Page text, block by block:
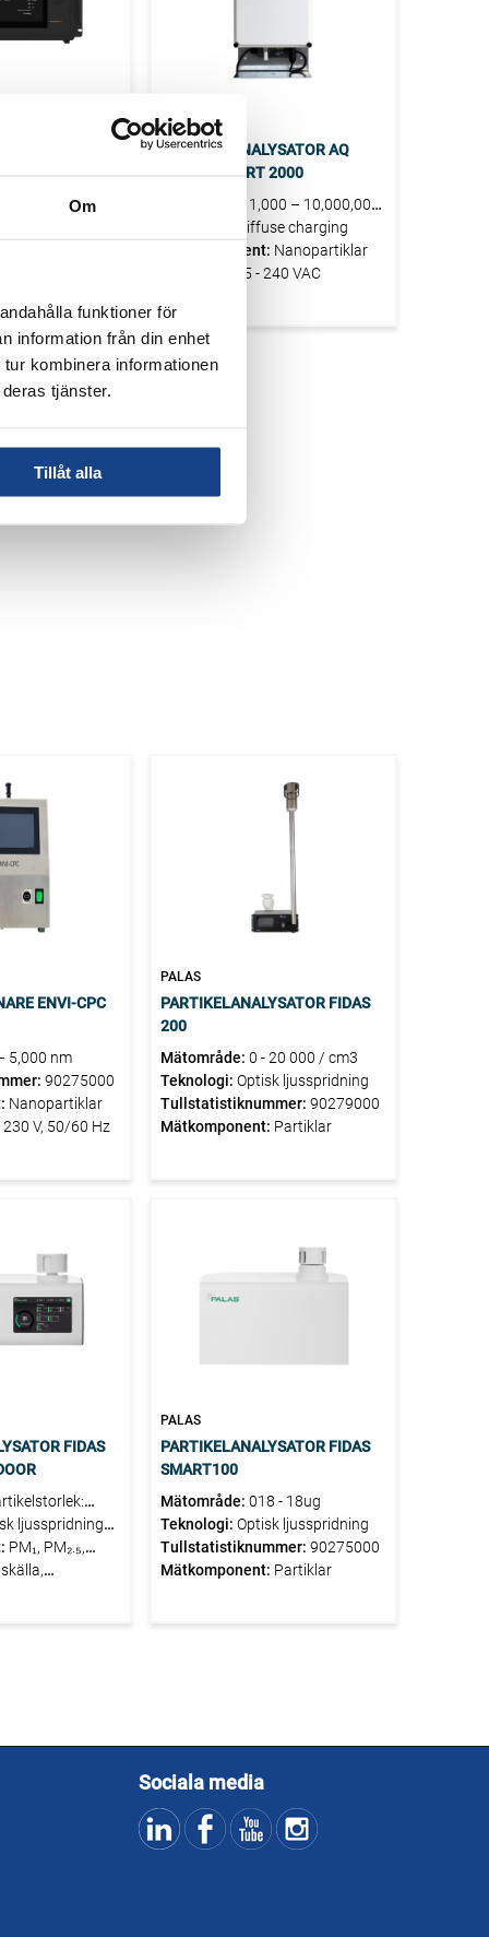
Om
funktioner för
information från din enhet
kombinera informationen
tjänster.
Tillåt alla
på
sot data och
svart sot och
AE36s
sot på
är
av
och
av ACTRIS.
PALAS
PARTIKELANALYSATOR AQ
GUARD SMART 2000
1,000 – 10,000,000
partiklar/cm3Diffuse charging
Mätkomponent: Nanopartiklar
115 - 240 VAC
ENVI-CPC
5,000 nm
90275000
Nanopartiklar
V, 50/60 Hz
PALAS
PARTIKELANALYSATOR FIDAS
200
Mätområde: 0 - 20 000 / cm3
Teknologi: Optisk ljusspridning
Tullstatistiknummer: 90279000
Mätkomponent: Partiklar
FIDAS
µm med
ljusspridning
för CO₂
PM₁, PM₂.₅,
PALAS
PARTIKELANALYSATOR FIDAS
SMART100
Mätområde: 018 - 18ug
Teknologi: Optisk ljusspridning
Tullstatistiknummer: 90275000
Mätkomponent: Partiklar
Sociala media